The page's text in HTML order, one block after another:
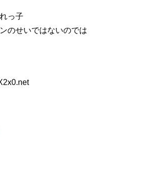
っ子
のせいではないのでは